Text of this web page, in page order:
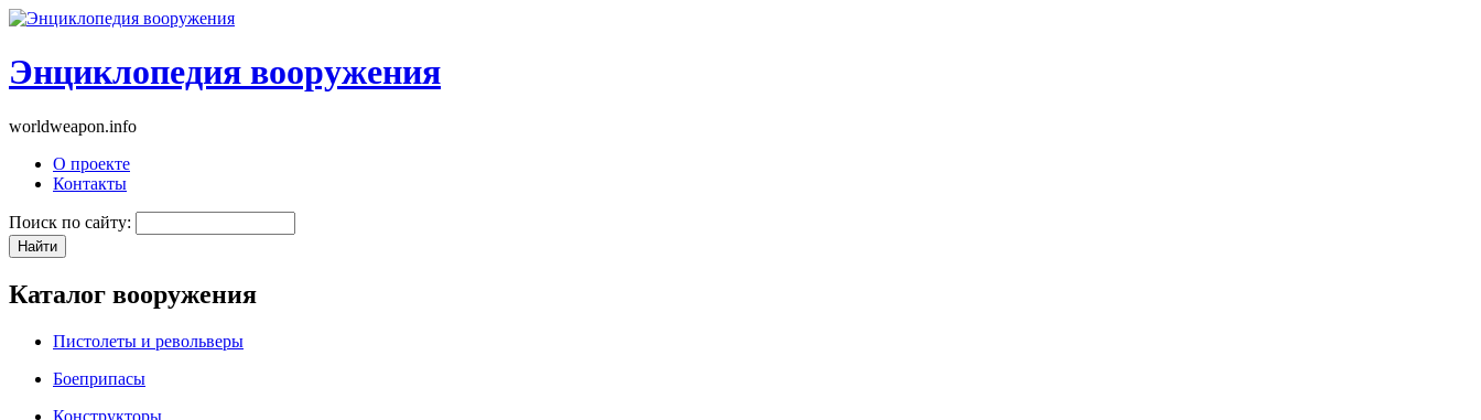
Энциклопедия вооружения
worldweapon.info
О проекте
Контакты
Поиск по сайту:
Каталог вооружения
Пистолеты и револьверы
Боеприпасы
Конструкторы